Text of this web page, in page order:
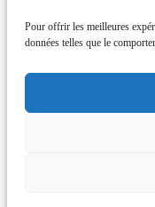
Pour offrir les meilleures
données telles que le